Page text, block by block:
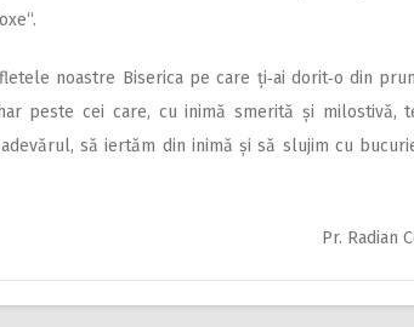
noastre Biserica pe care ți‑ai dorit‑o din
peste cei care, cu inimă smerită și milostivă,
să iertăm din inimă și să slujim cu
Pr. Radian